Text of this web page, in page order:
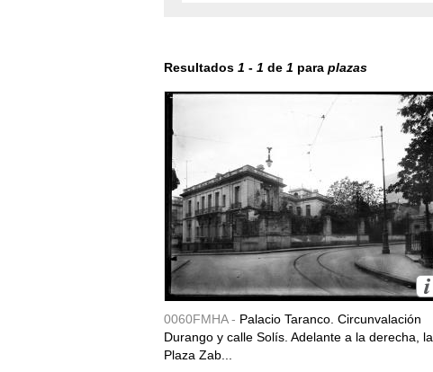
Resultados 1 - 1 de 1 para plazas
0060FMHA - Palacio Taranco. Circunvalación
Durango y calle Solís. Adelante a la derecha, la
Plaza Zab...